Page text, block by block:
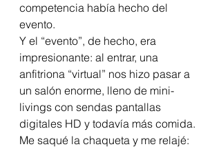
competencia había hecho del
evento.
Y el “evento”, de hecho, era
impresionante: al entrar, una
anfitriona “virtual” nos hizo pasar a
un salón enorme, lleno de mini-
livings con sendas pantallas
digitales HD y todavía más comida.
Me saqué la chaqueta y me relajé: